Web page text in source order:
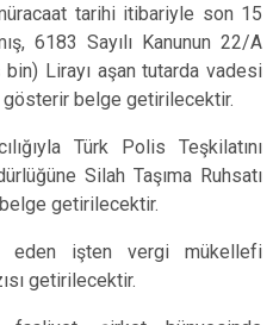
tarihi itibariyle son 15
6183 Sayılı Kanunun 22/A
Lirayı aşan tutarda vadesi
gösterir belge getirilecektir.
Türk Polis Teşkilatını
Silah Taşıma Ruhsatı
getirilecektir.
eden işten vergi mükellefi
getirilecektir.